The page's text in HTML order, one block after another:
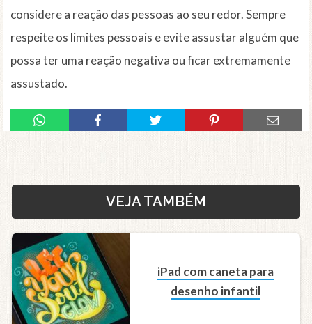
considere a reação das pessoas ao seu redor. Sempre
respeite os limites pessoais e evite assustar alguém que
possa ter uma reação negativa ou ficar extremamente
assustado.
VEJA TAMBÉM
iPad com caneta para
desenho infantil